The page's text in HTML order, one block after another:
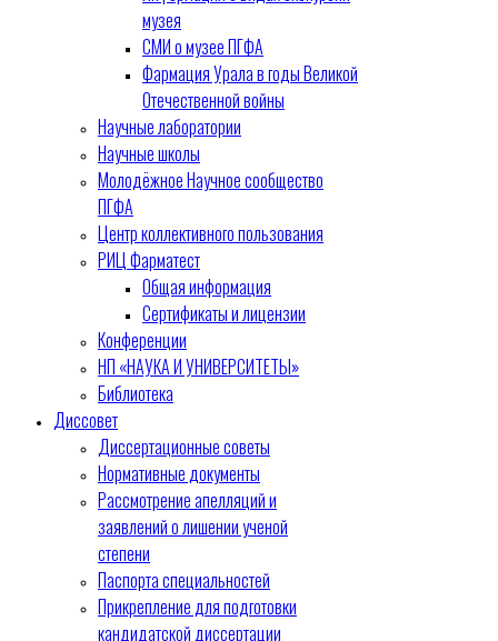
музея
СМИ о музее ПГФА
Фармация Урала в годы Великой
Отечественной войны
Научные лаборатории
Научные школы
Молодёжное Научное сообщество
ПГФА
Центр коллективного пользования
РИЦ Фарматест
Общая информация
Сертификаты и лицензии
Конференции
НП «НАУКА И УНИВЕРСИТЕТЫ»
Библиотека
Диссовет
Диссертационные советы
Нормативные документы
Рассмотрение апелляций и
заявлений о лишении ученой
степени
Паспорта специальностей
Прикрепление для подготовки
кандидатской диссертации